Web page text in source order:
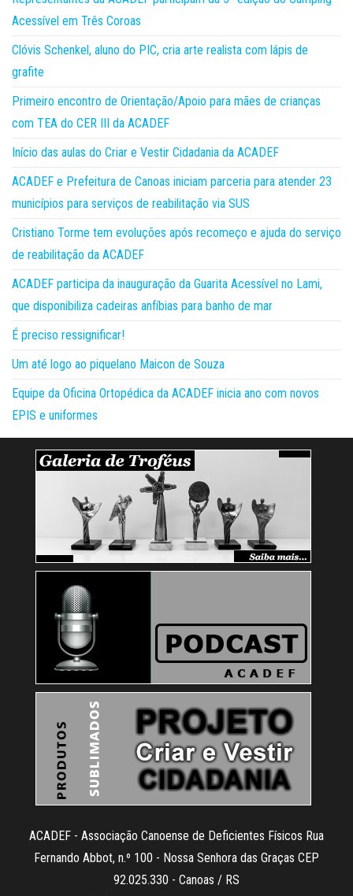
Acessível em Três Coroas
Clóvis Schenkel, aluno do PIC, cria arte realista com lápis de
grafite
Primeiro encontro de Orientação/Apoio para mães de crianças
com TEA do CER III da ACADEF
Início das aulas do Criar e Vestir Cidadania da ACADEF
ACADEF e Prefeitura de Canoas iniciam parceria para atender 23
municípios para serviços de reabilitação via SUS
Cristiano Torme tem evoluções após recomeço e ajuda do serviço
de reabilitação da ACADEF
ACADEF participa da inauguração da Guarita Acessível no Lami,
que disponibiliza cadeiras anfíbias para banho de mar
É preciso ressignificar!
Um até logo ao piquelano Maicon de Souza
Equipe da Oficina Ortopédica da ACADEF inicia ano com novos
EPIS e uniformes
ACADEF - Associação Canoense de Deficientes Físicos Rua
Fernando Abbot, n.º 100 - Nossa Senhora das Graças CEP
92.025.330 - Canoas / RS